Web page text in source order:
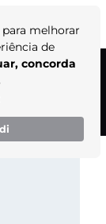
melhorar
de
concorda